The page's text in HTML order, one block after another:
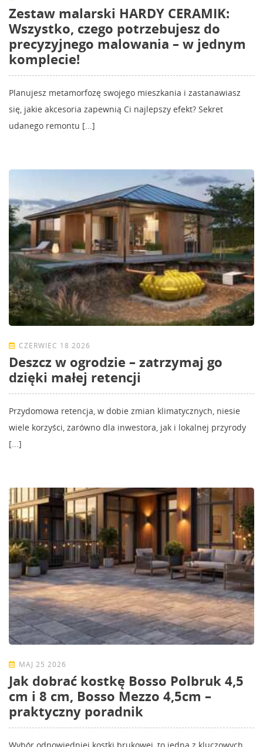
Zestaw malarski HARDY CERAMIK:
Wszystko, czego potrzebujesz do
precyzyjnego malowania – w jednym
komplecie!
Planujesz metamorfozę swojego mieszkania i zastanawiasz
się, jakie akcesoria zapewnią Ci najlepszy efekt? Sekret
udanego remontu [...]
CZERWIEC 18 2026
Deszcz w ogrodzie – zatrzymaj go
dzięki małej retencji
Przydomowa retencja, w dobie zmian klimatycznych, niesie
wiele korzyści, zarówno dla inwestora, jak i lokalnej przyrody
[...]
MAJ 25 2026
Jak dobrać kostkę Bosso Polbruk 4,5
cm i 8 cm, Bosso Mezzo 4,5cm –
praktyczny poradnik
Wybór odpowiedniej kostki brukowej, to jedna z kluczowych